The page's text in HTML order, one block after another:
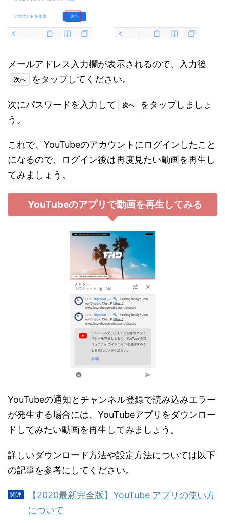
メールアドレス入力欄が表示されるので、入力後
次へ をタップしてください。
次にパスワードを入力して 次へ
をタップしましょ
う。
これで、YouTubeのアカウントにログインしたこと
になるので、ログイン後は再度見たい動画を再生し
てみましょう。
YouTubeのアプリで動画を再生してみる
YouTubeの通知とチャンネル登録で読み込みエラー
が発生する場合には、YouTubeアプリをダウンロー
ドしてみたい動画を再生してみましょう。
詳しいダウンロード方法や設定方法については以下
の記事を参考にしてください。
【2020最新完全版】YouTube アプリの使い方
について